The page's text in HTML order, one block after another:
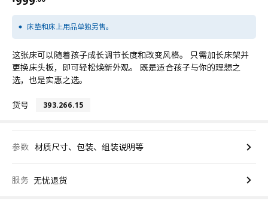
床垫和床上用品单独另售。
这张床可以随着孩子成长调节长度和改变风格。 只需加长床架并
更换床头板，即可轻松焕新外观。 既是适合孩子与你的理想之
选，也是实惠之选。
货号 393.266.15
参数 材质尺寸、包装、组装说明等
服务 无忧退货